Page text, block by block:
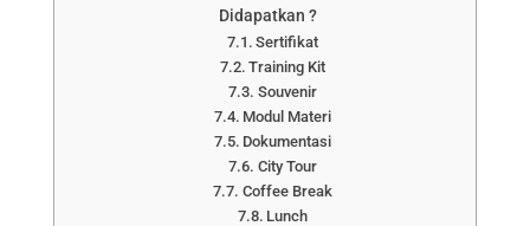
Didapatkan ?
Sertifikat
Training Kit
Souvenir
Modul Materi
Dokumentasi
City Tour
Coffee Break
Lunch